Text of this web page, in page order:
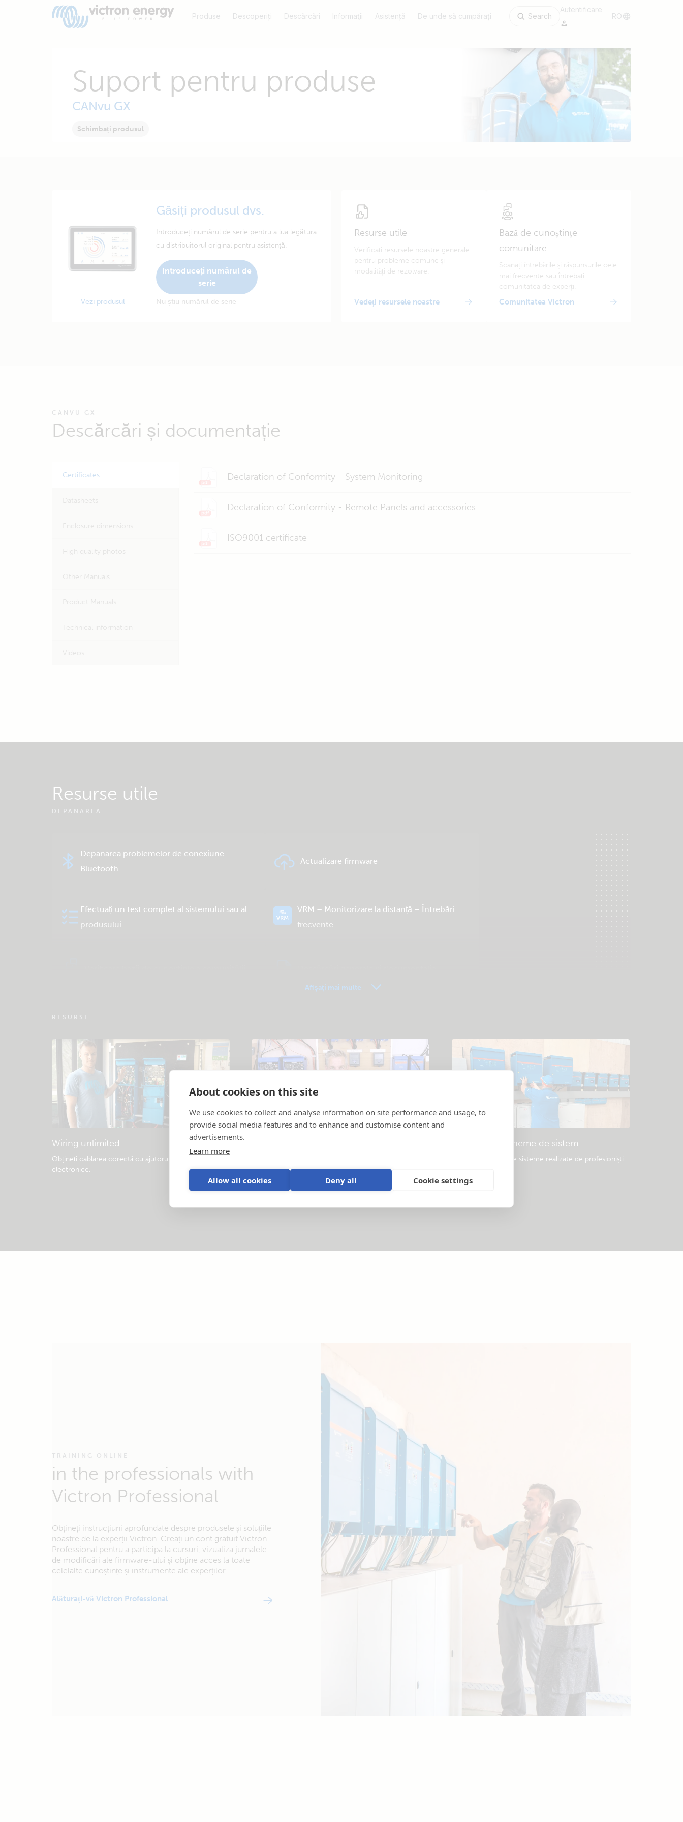
About cookies on this site
We use cookies to collect and analyse information on site performance and usage, to
provide social media features and to enhance and customise content and
advertisements.
Learn more
Allow all cookies Deny all Cookie settings
Produse Descoperiți Descărcări Informaţii Asistență De unde să cumpărați Search
Autentificare
RO
Suport pentru produse
CANvu GX
Schimbați produsul
Vezi produsul
Găsiți produsul dvs.
Introduceți numărul de serie pentru a lua legătura
cu distribuitorul original pentru asistență.
Introduceți numărul de
serie
Nu știu numărul de serie
Resurse utile
Verificați resursele noastre generale
pentru probleme comune și
modalități de rezolvare.
Vedeți resursele noastre
Bază de cunoștințe
comunitare
Scanați întrebările și răspunsurile cele
mai frecvente sau întrebați
comunitatea de experți.
Comunitatea Victron
CANVU GX
Descărcări și documentație
Certificates Declaration of Conformity - System Monitoring
Declaration of Conformity - Remote Panels and accessories
ISO9001 certificate
Resurse utile
DEPANAREA
Depanarea problemelor de conexiune
Bluetooth
Actualizare firmware
Efectuați un test complet al sistemului sau al
produsului
VRM – Monitorizare la distanță – Întrebări
frecvente
Afișați mai multe
RESURSE
Wiring unlimited
Obțineți cablarea corectă cu ajutorul acestei cărți
electronice.
Exemple de scheme de sistem
Modele populare de sisteme realizate de profesioniști.
TRAINING ONLINE
in the professionals with
Victron Professional
Obțineți instrucțiuni aprofundate despre produsele și soluțiile
noastre de la experții Victron. Creați un cont gratuit Victron
Professional pentru a participa la cursuri, vizualiza jurnalele
de modificări ale firmware-ului și obține acces la toate
celelalte cunoștințe și instrumente ale experților.
Alăturați-vă Victron Professional